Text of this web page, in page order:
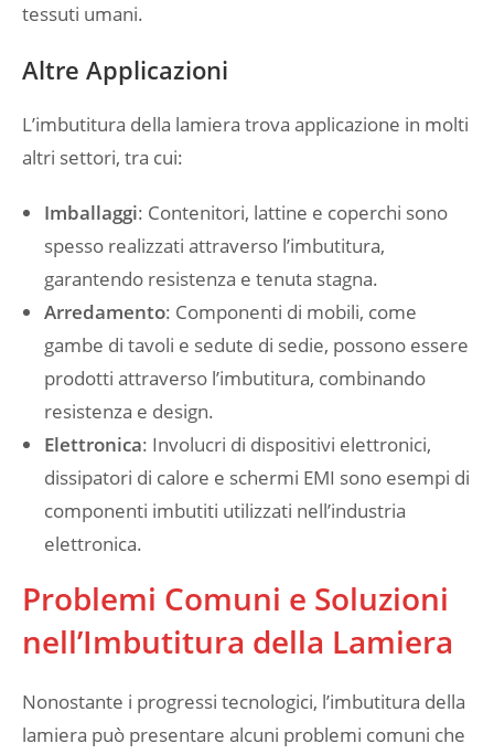
tessuti umani.
Altre Applicazioni
L’imbutitura della lamiera trova applicazione in molti
altri settori, tra cui:
Imballaggi: Contenitori, lattine e coperchi sono
spesso realizzati attraverso l’imbutitura,
garantendo resistenza e tenuta stagna.
Arredamento: Componenti di mobili, come
gambe di tavoli e sedute di sedie, possono essere
prodotti attraverso l’imbutitura, combinando
resistenza e design.
Elettronica: Involucri di dispositivi elettronici,
dissipatori di calore e schermi EMI sono esempi di
componenti imbutiti utilizzati nell’industria
elettronica.
Problemi Comuni e Soluzioni
nell’Imbutitura della Lamiera
Nonostante i progressi tecnologici, l’imbutitura della
lamiera può presentare alcuni problemi comuni che